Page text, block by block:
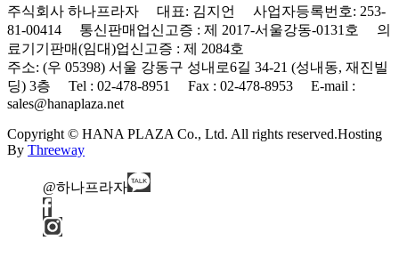
주식회사 하나프라자 대표: 김지언 사업자등록번호: 253-
81-00414 통신판매업신고증 : 제 2017-서울강동-0131호 의
료기기판매(임대)업신고증 : 제 2084호
주소: (우 05398) 서울 강동구 성내로6길 34-21 (성내동, 재진빌
딩) 3층 Tel : 02-478-8951 Fax : 02-478-8953 E-mail :
sales@hanaplaza.net
Copyright © HANA PLAZA Co., Ltd. All rights reserved.Hosting
By Threeway
@하나프라자